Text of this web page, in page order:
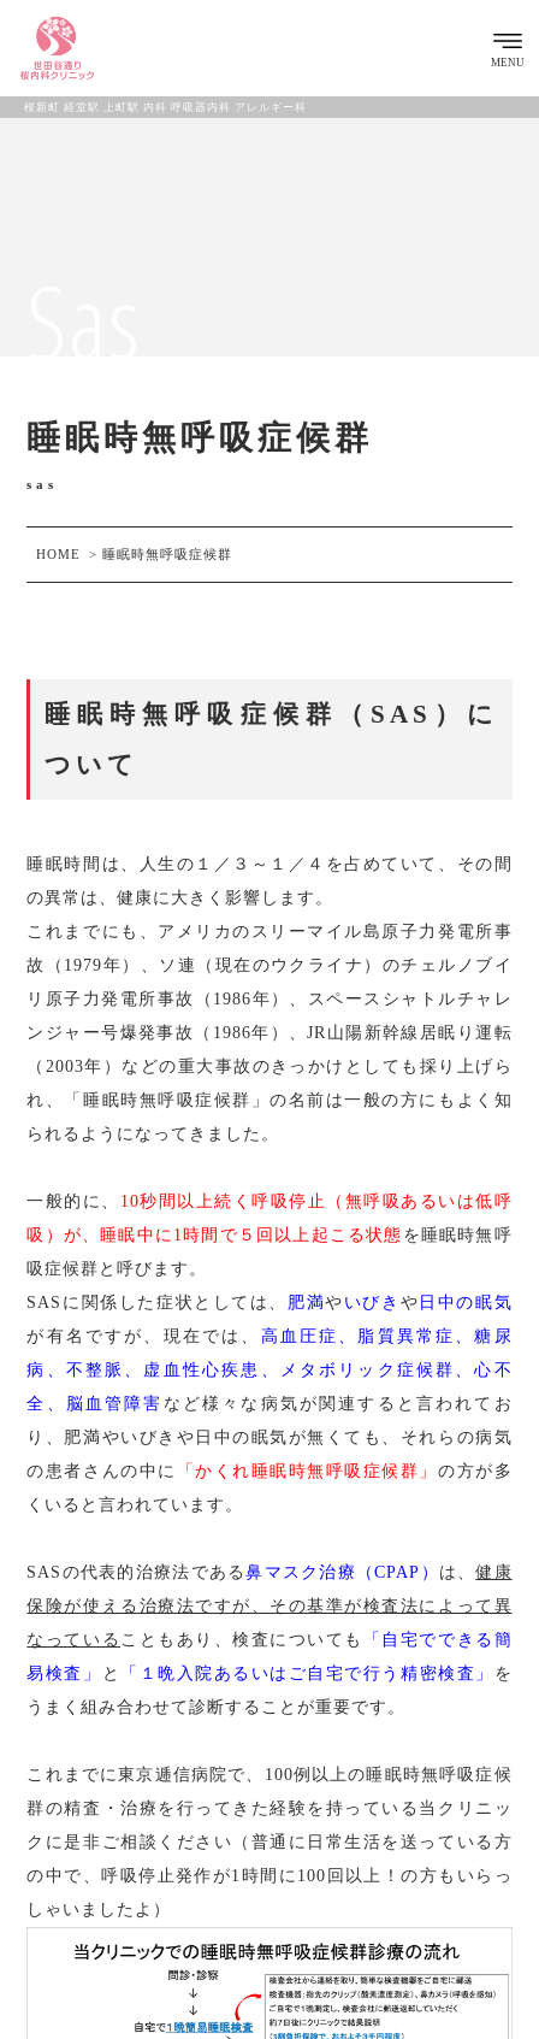
桜新町 経堂駅 上町駅 内科 呼吸器内科 アレルギー科
MENU
睡眠時無呼吸症候群
sas
HOME > 睡眠時無呼吸症候群
睡眠時無呼吸症候群（SAS）に
ついて
睡眠時間は、人生の１／３～１／４を占めていて、その間
の異常は、健康に大きく影響します。
これまでにも、アメリカのスリーマイル島原子力発電所事
故（1979年）、ソ連（現在のウクライナ）のチェルノブイ
リ原子力発電所事故（1986年）、スペースシャトルチャレ
ンジャー号爆発事故（1986年）、JR山陽新幹線居眠り運転
（2003年）などの重大事故のきっかけとしても採り上げら
れ、「睡眠時無呼吸症候群」の名前は一般の方にもよく知
られるようになってきました。
一般的に、 10秒間以上続く呼吸停止（無呼吸あるいは低呼
吸）が、睡眠中に1時間で５回以上起こる状態 を睡眠時無呼
吸症候群と呼びます。
SASに関係した症状としては、 肥満や いびき や 日中の眠気
が有名ですが、現在では、 高血圧症、脂質異常症、糖尿
病、不整脈、虚血性心疾患、メタボリック症候群、心不
全、脳血管障害 など様々な病気が関連すると言われてお
り、肥満やいびきや日中の眠気が無くても、それらの病気
の患者さんの中に
「かくれ睡眠時無呼吸症候群」の方が多
くいると言われています。
SASの代表的治療法である鼻マスク治療（CPAP） は、健康
保険が使える治療法ですが、その基準が検査法によって異
なっている こともあり、検査についても
「自宅でできる簡
易検査」
と 「１晩入院あるいはご自宅で行う精密検査」 を
うまく組み合わせて診断することが重要です。
これまでに東京逓信病院で、100例以上の睡眠時無呼吸症候
群の精査・治療を行ってきた経験を持っている当クリニッ
クに是非ご相談ください（普通に日常生活を送っている方
の中で、呼吸停止発作が1時間に100回以上！の方もいらっ
しゃいましたよ）